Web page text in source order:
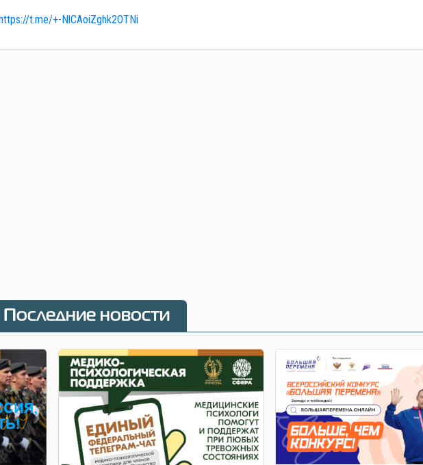
https://t.me/+-NlCAoiZghk2OTNi
Последние новости